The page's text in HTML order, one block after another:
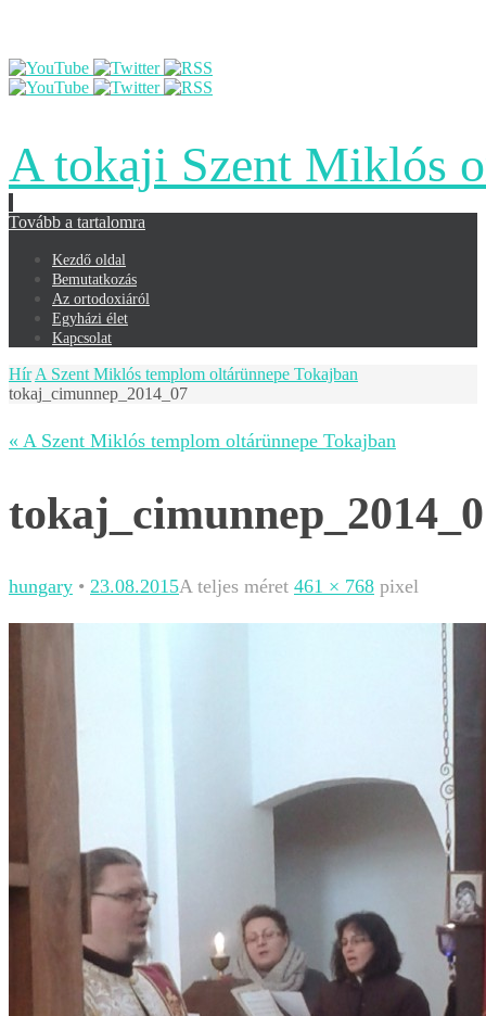
A tokaji Szent Miklós
Tovább a tartalomra
Kezdő oldal
Bemutatkozás
Az ortodoxiáról
Egyházi élet
Kapcsolat
Hír A Szent Miklós templom oltárünnepe Tokajban
tokaj_cimunnep_2014_07
« A Szent Miklós templom oltárünnepe Tokajban
hungary • 23.08.2015A teljes méret 461 × 768 pixel